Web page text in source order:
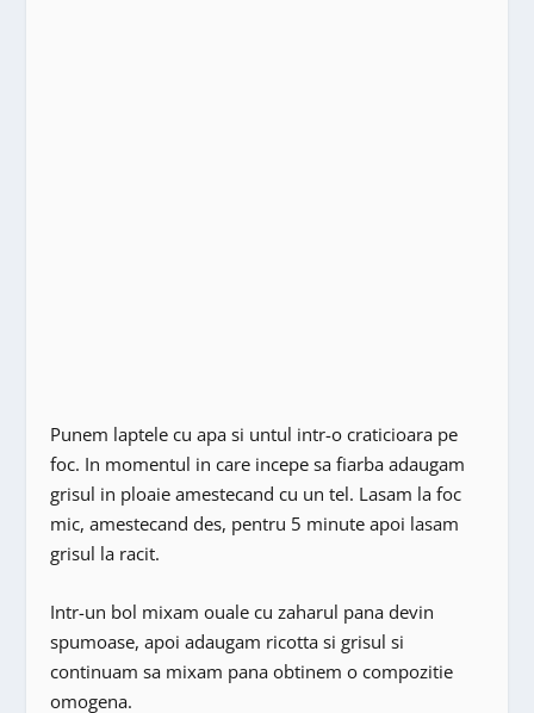
Punem laptele cu apa si untul intr-o craticioara pe
foc. In momentul in care incepe sa fiarba adaugam
grisul in ploaie amestecand cu un tel. Lasam la foc
mic, amestecand des, pentru 5 minute apoi lasam
grisul la racit.
Intr-un bol mixam ouale cu zaharul pana devin
spumoase, apoi adaugam ricotta si grisul si
continuam sa mixam pana obtinem o compozitie
omogena.